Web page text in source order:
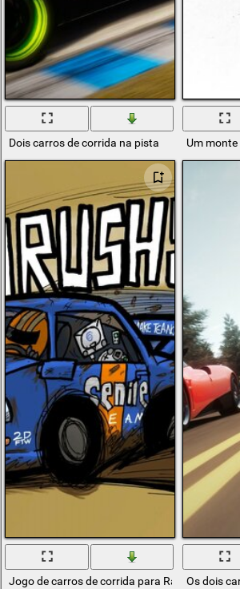
Dois carros de corrida na pista Um
Jogo de carros de corrida para RaleighOs dois